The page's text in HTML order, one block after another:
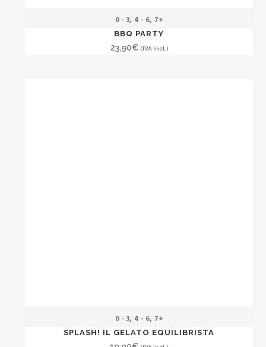
0 - 3, 4 - 6, 7+
BBQ PARTY
23,90€ (IVA incl.)
0 - 3, 4 - 6, 7+
SPLASH! IL GELATO EQUILIBRISTA